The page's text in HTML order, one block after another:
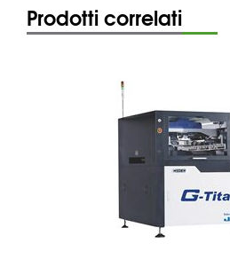
Prodotti correlati